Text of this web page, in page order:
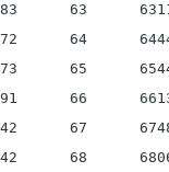
83      63
72      64
73      65
91      66
42      67
42      68